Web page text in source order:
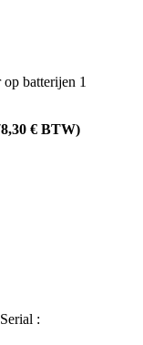
batterijen 1
€ BTW)
: